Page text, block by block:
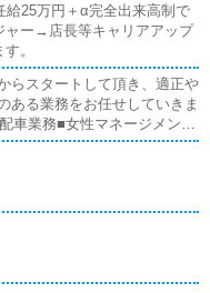
25万円＋α完全出来高制で
ー→店長等キャリアアップ
。
らスタートして頂き、適正や
ある業務をお任せしていきま
車業務■女性マネージメント
ングで常に上位を占める人気
を中心に幅広く運営してい
感じて頂ける男性を求めてお
私達はそんな貴方を高く評価